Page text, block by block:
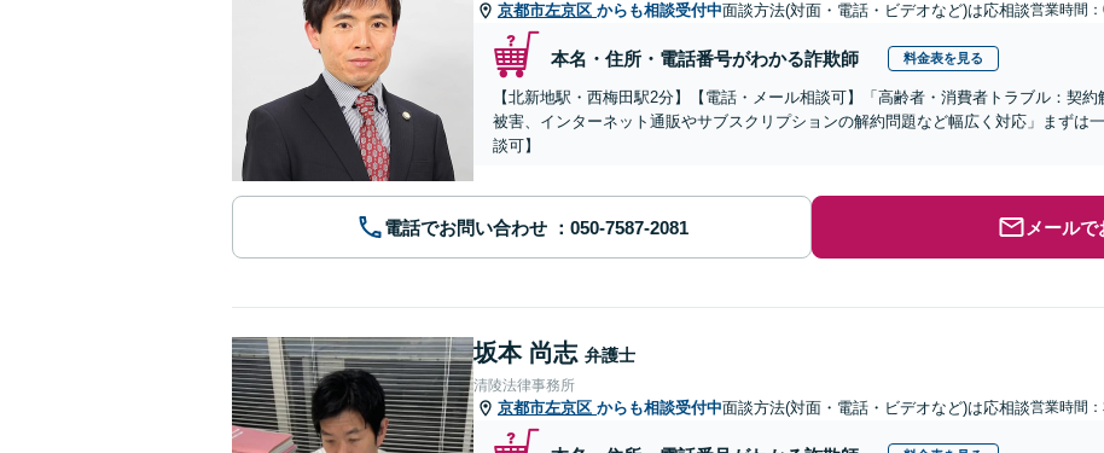
京都市左京区 からも相談受付中面談方法(対面・電話・ビデオなど)は応相談営業時間
本名・住所・電話番号がわかる詐欺師 料金表を見る
【北新地駅・西梅田駅2分】【電話・メール相談可】「高齢者・消費者トラブル：契
被害、インターネット通販やサブスクリプションの解約問題など幅広く対応」まずは
談可】
電話でお問い合わせ メール
坂本 尚志 弁護士
清陵法律事務所
京都市左京区 からも相談受付中面談方法(対面・電話・ビデオなど)は応相談営業時間